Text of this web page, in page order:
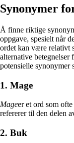
Synonymer
Å finne riktige
oppgave, spesielt når
ordet kan være relativt
alternative betegnelser
potensielle synonymer
1. Mage
Mageer et ord som
refererer til den delen
2. Buk